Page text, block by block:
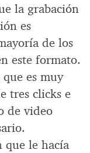
la grabación
es
de los
este formato.
es muy
tres clicks e
de video
que le hacía